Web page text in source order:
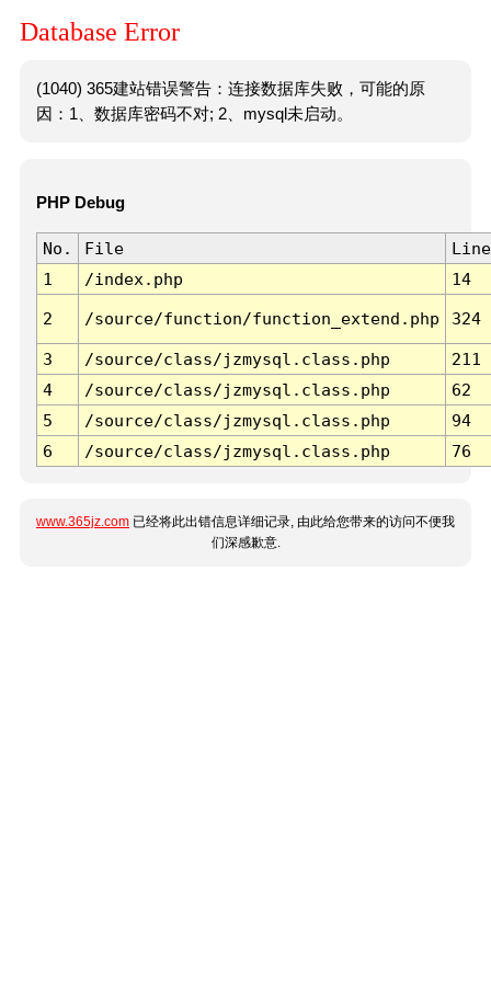
Database Error
(1040) 365建站错误警告：连接数据库失败，可能的原
因：1、数据库密码不对; 2、mysql未启动。
PHP Debug
No. File
Line
1
/index.php 14
2 /source/function/function_extend.php 324
3 /source/class/jzmysql.class.php
211
4
/source/class/jzmysql.class.php
62
5
/source/class/jzmysql.class.php
94
6
/source/class/jzmysql.class.php 76
www.365jz.com 已经将此出错信息详细记录, 由此给您带来的访问不便我
们深感歉意.